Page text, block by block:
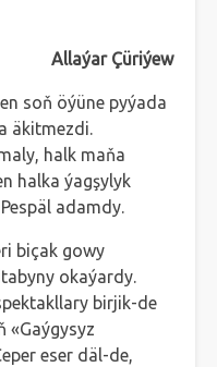
Allaýar Çüriýew
soň öýüne pyýada
äkitmezdi.
halk maňa
halka ýagşylyk
adamdy.
biçak gowy
okaýardy.
birjik-de
«Gaýgysyz
eser däl-de,